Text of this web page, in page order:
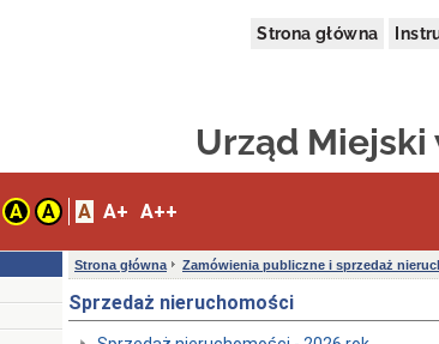
Strona główna
Urząd
A A A A+ A++
Strona główna Zamówienia publiczne i sprzedaż
Sprzedaż nieruchomości